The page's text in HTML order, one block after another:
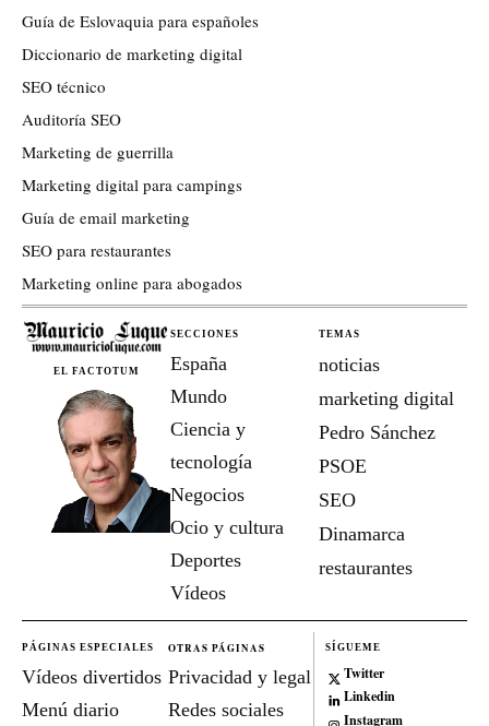
Guía de Eslovaquia para españoles
Diccionario de marketing digital
SEO técnico
Auditoría SEO
Marketing de guerrilla
Marketing digital para campings
Guía de email marketing
SEO para restaurantes
Marketing online para abogados
EL FACTOTUM
SECCIONES
España
Mundo
Ciencia y
tecnología
Negocios
Ocio y cultura
Deportes
Vídeos
TEMAS
noticias
marketing digital
Pedro Sánchez
PSOE
SEO
Dinamarca
restaurantes
PÁGINAS ESPECIALES
Vídeos divertidos
Menú diario
OTRAS PÁGINAS
Privacidad y legal
Redes sociales
SÍGUEME
Twitter
Linkedin
Instagram